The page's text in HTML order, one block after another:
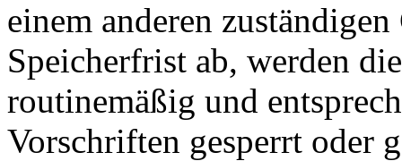
einem anderen
Speicherfrist ab, werden
routinemäßig und
Vorschriften gesperrt oder